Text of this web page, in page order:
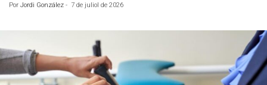
Por Jordi González - 7 de juliol de 2026